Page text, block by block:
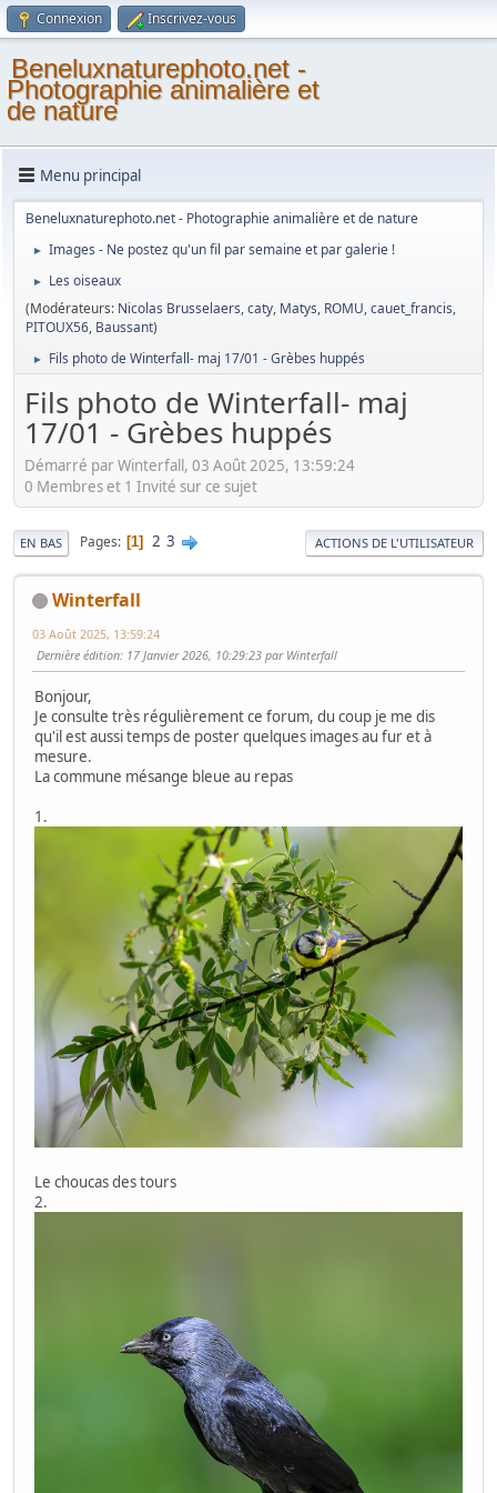
Connexion Inscrivez-vous
Beneluxnaturephoto.net -
Photographie animalière et
de nature
Menu principal
Beneluxnaturephoto.net - Photographie animalière et de nature
► Images - Ne postez qu'un fil par semaine et par galerie !
►
Les oiseaux
(Modérateurs: Nicolas Brusselaers,caty, Matys, ROMU,cauet_francis,
PITOUX56, Baussant)
► Fils photo de Winterfall- maj 17/01 - Grèbes huppés
Fils photo de Winterfall- maj
17/01 - Grèbes huppés
Démarré par Winterfall, 03 Août 2025, 13:59:24
0 Membres et 1 Invité sur ce sujet
EN BAS Pages 1 2 3 ACTIONS DE L'UTILISATEUR
Winterfall
03 Août 2025, 13:59:24
Dernière édition: 17 Janvier 2026, 10:29:23 par Winterfall
Bonjour,
Je consulte très régulièrement ce forum, du coup je me dis
qu'il est aussi temps de poster quelques images au fur et à
mesure.
La commune mésange bleue au repas
1.
Le choucas des tours
2.